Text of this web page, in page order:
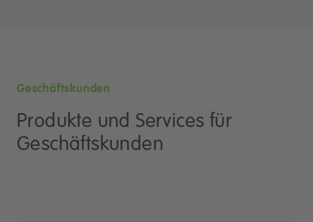
Geschäftskunden
Produkte und Services für
Geschäftskunden